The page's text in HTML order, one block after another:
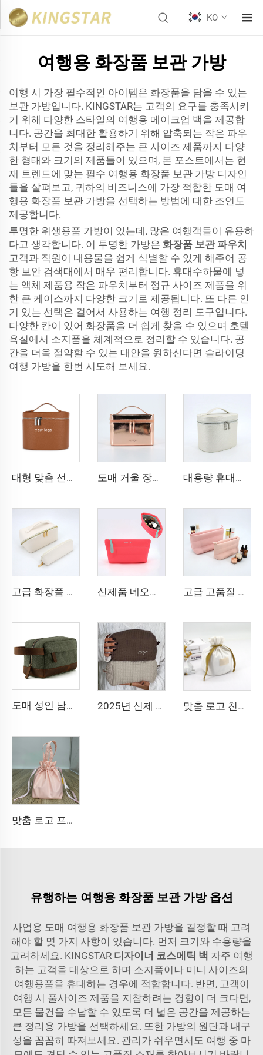
KO
여행용 화장품 보관 가방
여행 시 가장 필수적인 아이템은 화장품을 담을 수 있는
보관 가방입니다. KINGSTAR는 고객의 요구를 충족시키
기 위해 다양한 스타일의 여행용 메이크업 백을 제공합
니다. 공간을 최대한 활용하기 위해 압축되는 작은 파우
치부터 모든 것을 정리해주는 큰 사이즈 제품까지 다양
한 형태와 크기의 제품들이 있으며, 본 포스트에서는 현
재 트렌드에 맞는 필수 여행용 화장품 보관 가방 디자인
들을 살펴보고, 귀하의 비즈니스에 가장 적합한 도매 여
행용 화장품 보관 가방을 선택하는 방법에 대한 조언도
제공합니다.
투명한 위생용품 가방이 있는데, 많은 여행객들이 유용하
다고 생각합니다. 이 투명한 가방은 화장품 보관 파우치
고객과 직원이 내용물을 쉽게 식별할 수 있게 해주어 공
항 보안 검색대에서 매우 편리합니다. 휴대수하물에 넣
는 액체 제품용 작은 파우치부터 정규 사이즈 제품을 위
한 큰 케이스까지 다양한 크기로 제공됩니다. 또 다른 인
기 있는 선택은 걸어서 사용하는 여행 정리 도구입니다.
다양한 칸이 있어 화장품을 더 쉽게 찾을 수 있으며 호텔
욕실에서 소지품을 체계적으로 정리할 수 있습니다. 공
간을 더욱 절약할 수 있는 대안을 원하신다면 슬라이딩
여행 가방을 한번 시도해 보세요.
대형 맞춤 선물 상자 분홍색 가죽 화장품 메이크업 백 도매 거울 장식 PU 가죽 메이크업 백 맞춤 로고 방수 PU 소형 코스메틱 백 대용량 휴대용 여행용 화장품 가방 더블 레이어 방수 PU 세면도구 보관 버킷 지퍼 패션
고급 화장품 가방 패션 세탁 가능 PU 대용량 여행 가방 신제품 네오프렌 메이크업 백 방수 백 대용량 포터블 격자 무늬 코스메틱 백 핸들 포함 고급 고품질 맞춤 로고 분홍색 퀼팅 네오프렌 화장품 가방, 방수 세면도구 가방
도매 성인 남성용 그린 캔버스 코스메틱 세면도구 백 주문 제작 워싱 처리된 캔버스 남성용 여행 세면백 2025년 신제 면 와플 무늬 코스메틱 파우치 메이크업 백 다기능 여행용 세면도구 백 맞춤 로고 친환경 끈 달린 면 파우치 백, 캔버스 천 더스트 선물 백, 화장품용 포장 백
맞춤 로고 프로페셔널 밝은 체리 레드 벨벳 파우치, 화장품 메이크업 백, 핸드백, 벨벳 끈 달린 가방
유행하는 여행용 화장품 보관 가방 옵션
사업용 도매 여행용 화장품 보관 가방을 결정할 때 고려
해야 할 몇 가지 사항이 있습니다. 먼저 크기와 수용량을
고려하세요. KINGSTAR 디자이너 코스메틱 백 자주 여행
하는 고객을 대상으로 하며 소지품이나 미니 사이즈의
여행용품을 휴대하는 경우에 적합합니다. 반면, 고객이
여행 시 풀사이즈 제품을 지참하려는 경향이 더 크다면,
모든 물건을 수납할 수 있도록 더 넓은 공간을 제공하는
큰 정리용 가방을 선택하세요. 또한 가방의 원단과 내구
성을 꼼꼼히 따져보세요. 관리가 쉬우면서도 여행 중 마